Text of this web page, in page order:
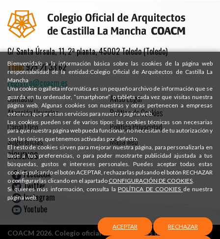
C/ Santa Úrsula, 11, 2ª planta, 45002 Toledo (Toledo)
Tfno:925 21 33 62
registro@coacm.es
Contacto
Atención Usuarios
Canal Ético
Sugerencias
Aviso Legal
Política de Cookies
Política Privacidad
Mapa web
SÍGUENOS
Facebook
Twitter
Instagram
Youtube
COACM 2026. Colegio oficial de Arquitectos de Castilla-La
Bienvenida/o a la información básica sobre las cookies de la página web
responsabilidad de la entidad:Colegio Oficial de Arquitectos de Castilla La
Mancha
Una cookie o galleta informática es un pequeño archivo de información que se
guarda en tu ordenador, “smartphone” o tableta cada vez que visitas nuestra
página web. Algunas cookies son nuestras y otras pertenecen a empresas
externas que prestan servicios para nuestra página web.
Las cookies pueden ser de varios tipos: las cookies técnicas son necesarias
para que nuestra página web pueda funcionar, no necesitan de tu autorización y
son las únicas que tenemos activadas por defecto.
El resto de cookies sirven para mejorar nuestra página, para personalizarla en
base a tus preferencias, o para poder mostrarte publicidad ajustada a tus
búsquedas, gustos e intereses personales. Puedes aceptar todas estas
cookies pulsando el botón ACEPTAR, rechazarlas pulsando el botón RECHAZAR
o configurarlas clicando en el apartado CONFIGURACIÓN DE COOKIES.
Si quieres más información, consulta la POLÍTICA DE COOKIES de nuestra
página web.
ACEPTAR RECHAZAR